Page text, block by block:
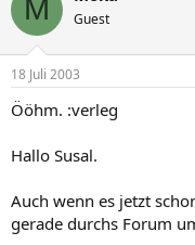
M Guest
18 Juli 2003
Ööhm. :verleg
Hallo Susal.
Auch wenn es jetzt
gerade durchs Forum